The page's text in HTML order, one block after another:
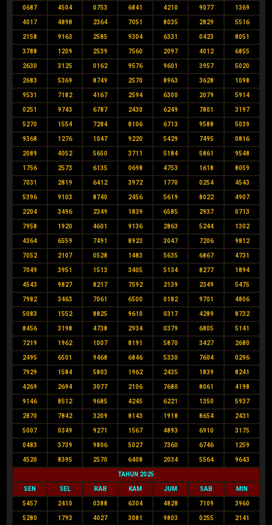
0687 4504 0753 6841 4210 9077 1369
4017 4898 2364 7051 8035 2829 5516
2158 9163 2585 9304 6331 0423 8051
3788 1209 2539 7560 2097 4012 6855
2630 3125 0162 9576 9601 3957 5020
2683 5369 8749 2570 8963 3628 1098
9531 7182 4167 2594 6300 2079 5914
0251 9743 6787 2430 6249 7801 3197
5270 1554 7284 8106 6713 9588 5039
9368 1276 1047 9220 5429 7495 0816
2089 4052 5650 3711 5184 5861 9548
1756 2573 6135 0698 4753 1618 8059
7031 2819 6412 3972 1770 0254 4543
5396 9103 8740 2456 5619 8022 4907
2204 3496 2349 1839 6585 2937 0713
7958 1920 4601 9136 2863 5244 1302
4364 6559 7491 8923 3047 7206 9812
7052 2107 0528 1483 5635 6867 4731
7049 3951 1513 3405 5134 8277 1894
4543 9827 8217 7592 2139 2349 5475
7982 3463 7061 6500 0182 9701 4806
5083 1552 8825 9610 0317 4289 8732
8456 3198 4738 2934 0379 6805 5141
7219 1962 1007 8191 5870 3427 2680
2495 6501 9468 6846 5330 7604 0296
7929 1584 5803 1962 2435 1839 8241
4269 2694 3077 2106 7680 8061 4198
9146 8512 9685 4245 6221 1350 5937
2870 7842 3209 8143 1918 8654 2431
5007 0349 9271 1567 4893 6910 3175
0483 3739 9806 5027 7360 6746 1259
4520 8395 2570 6408 2034 5564 9643
TAHUN 2025
SEN SEL RAB KAM JUM SAB MIN
5457 2410 0388 6304 4828 7109 3960
5280 1793 4027 3081 9803 0255 2141